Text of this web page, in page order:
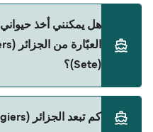
نعم، يمكنك السفر مع
Grandi Navi Veloci
هل يمكنني أخذ
(Sete)؟
الجزائر (Algiers) و سيت (Sete).
كم تبعد الجزائر (Algiers) عن سيت (Sete)؟